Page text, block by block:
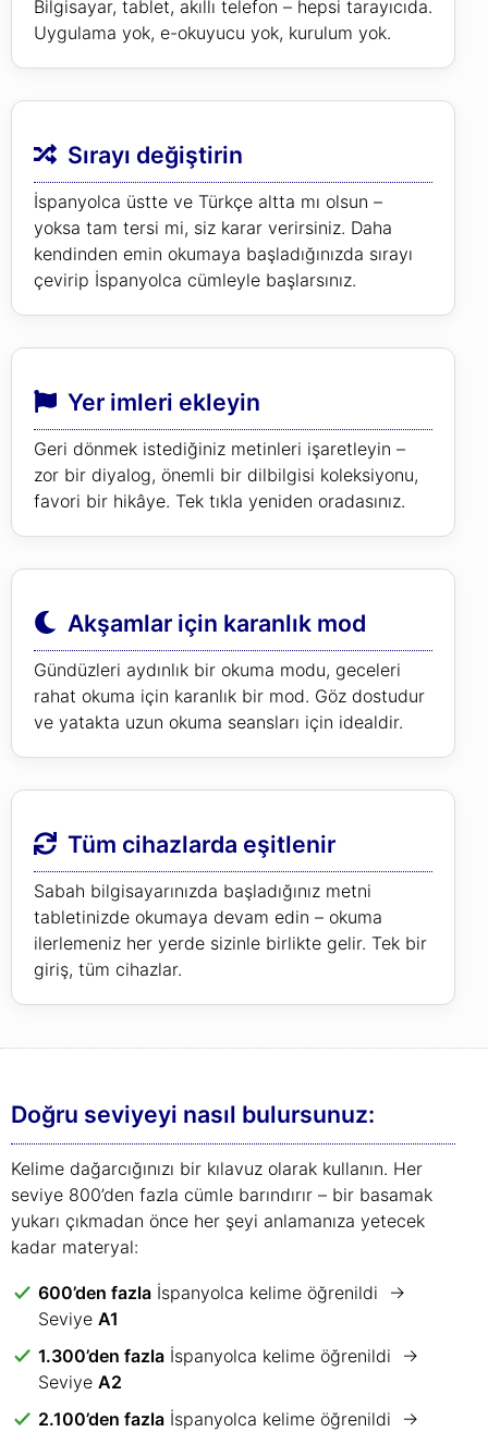
Bilgisayar, tablet, akıllı telefon – hepsi tarayıcıda.
Uygulama yok, e-okuyucu yok, kurulum yok.
Sırayı değiştirin
İspanyolca üstte ve Türkçe altta mı olsun –
yoksa tam tersi mi, siz karar verirsiniz. Daha
kendinden emin okumaya başladığınızda sırayı
çevirip İspanyolca cümleyle başlarsınız.
Yer imleri ekleyin
Geri dönmek istediğiniz metinleri işaretleyin –
zor bir diyalog, önemli bir dilbilgisi koleksiyonu,
favori bir hikâye. Tek tıkla yeniden oradasınız.
Akşamlar için karanlık mod
Gündüzleri aydınlık bir okuma modu, geceleri
rahat okuma için karanlık bir mod. Göz dostudur
ve yatakta uzun okuma seansları için idealdir.
Tüm cihazlarda eşitlenir
Sabah bilgisayarınızda başladığınız metni
tabletinizde okumaya devam edin – okuma
ilerlemeniz her yerde sizinle birlikte gelir. Tek bir
giriş, tüm cihazlar.
Doğru seviyeyi nasıl bulursunuz:
Kelime dağarcığınızı bir kılavuz olarak kullanın. Her
seviye 800’den fazla cümle barındırır – bir basamak
yukarı çıkmadan önce her şeyi anlamanıza yetecek
kadar materyal:
600’den fazla İspanyolca kelime öğrenildi →
Seviye A1
1.300’den fazla İspanyolca kelime öğrenildi →
Seviye A2
2.100’den fazla İspanyolca kelime öğrenildi →